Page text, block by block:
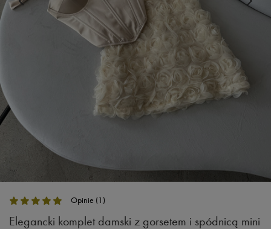
Opinie (1)
Elegancki komplet damski z gorsetem i spódnicą mini